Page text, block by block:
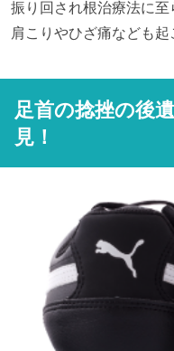
振り回され根治療法に
肩こりやひざ痛なども起
足首の捻挫の後
見！